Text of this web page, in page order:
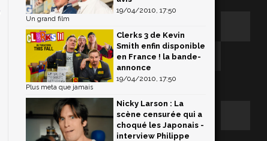
19/04/2010, 17:50
Un grand film
Clerks 3 de Kevin
Smith enfin disponible
en France ! la bande-
annonce
19/04/2010, 17:50
Plus meta que jamais
Nicky Larson : La
scène censurée qui a
choqué les Japonais -
interview Philippe